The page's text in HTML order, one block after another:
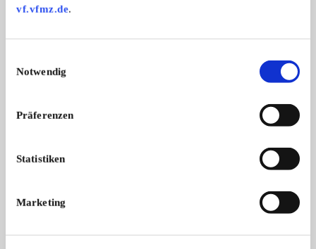
vf.vfmz.de.
Notwendig
Präferenzen
Statistiken
Marketing
Weitere Anzeigen dieses Anbieters
ALLE ANZEIGEN
Austin Healey 3000 MK3 | Restauriert
Chrysler 300 G |